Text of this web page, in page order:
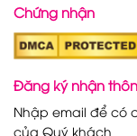
Chứng nhận
Đăng ký nhận
Nhập email để có
của Quý khách